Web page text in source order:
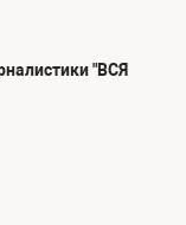
"ВСЯ